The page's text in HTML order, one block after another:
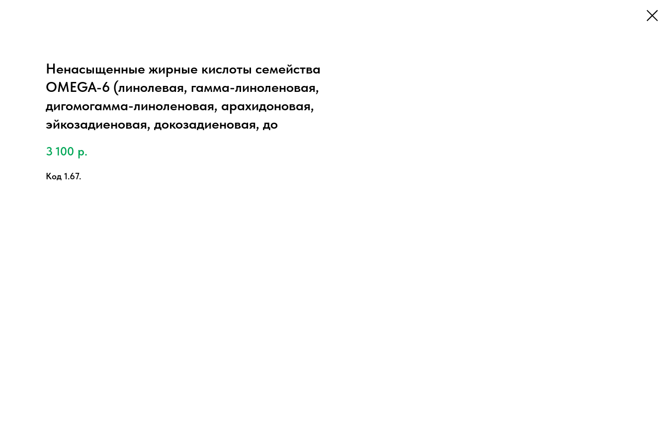
Ненасыщенные жирные кислоты семейства
OMEGA-6 (линолевая, гамма-линоленовая,
дигомогамма-линоленовая, арахидоновая,
эйкозадиеновая, докозадиеновая, до
3 100 р.
Код 1.67.